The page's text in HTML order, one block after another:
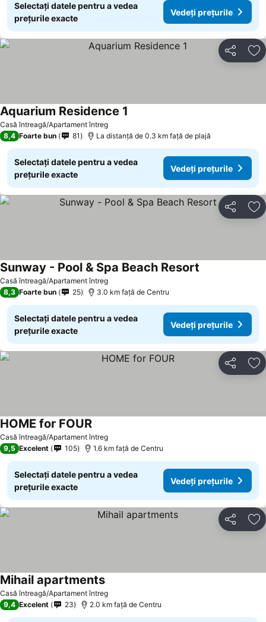
Selectați datele pentru a vedea
prețurile exacte
Vedeți prețurile
Distribuiți
Casă întreagă/Apartament întreg
Aquarium Residence 1
8,4 Foarte bun 81 La distanță de 0.3 km față de plajă
Selectați datele pentru a vedea
prețurile exacte
Vedeți prețurile
Distribuiți
Casă întreagă/Apartament întreg
Sunway - Pool & Spa Beach Resort
8,3 Foarte bun 25 3.0 km faţă de Centru
Selectați datele pentru a vedea
prețurile exacte
Vedeți prețurile
Distribuiți
Casă întreagă/Apartament întreg
HOME for FOURVedeți prețurile
9,5 Excelent 105 1.6 km faţă de Centru
Selectați datele pentru a vedea
prețurile exacte
Vedeți prețurile
Distribuiți
Casă întreagă/Apartament întreg
Mihail apartmentsVedeți prețurile
9,4 Excelent 23 2.0 km faţă de Centru